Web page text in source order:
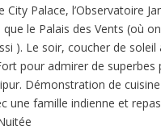
City Palace, l’Observatoire
le Palais des Vents (où
). Le soir, coucher de soleil
pour admirer de superbes
Démonstration de cuisine
une famille indienne et repas